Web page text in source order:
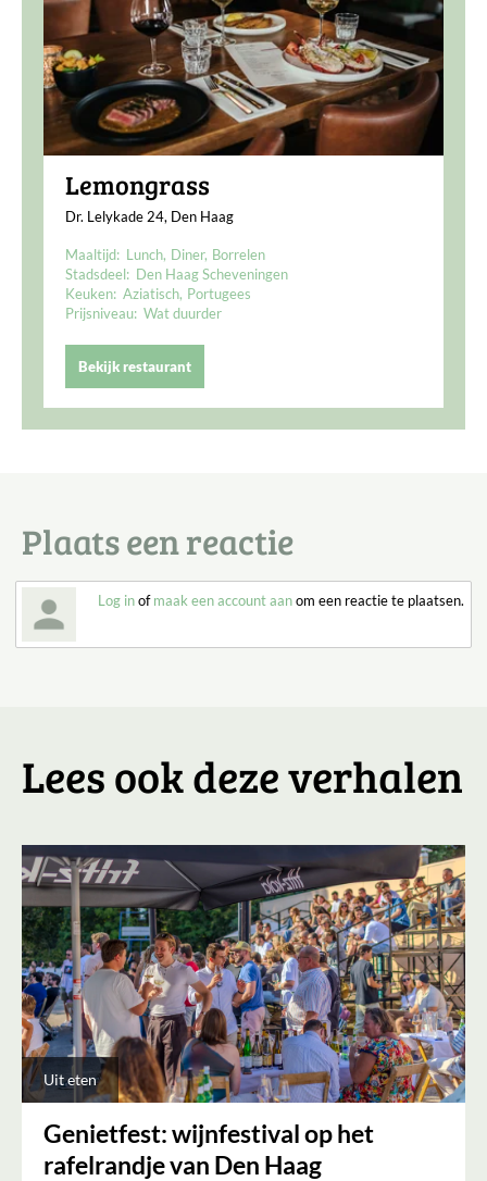
Lemongrass
Dr. Lelykade 24, Den Haag
Maaltijd: Lunch Diner Borrelen
Stadsdeel: Den Haag Scheveningen
Keuken: Aziatisch Portugees
Prijsniveau: Wat duurder
Bekijk restaurant
Plaats een reactie
Log inofmaak een account aanom een reactie te plaatsen.
Lees ook deze verhalen
Uit eten
Genietfest: wijnfestival op het
rafelrandje van Den Haag